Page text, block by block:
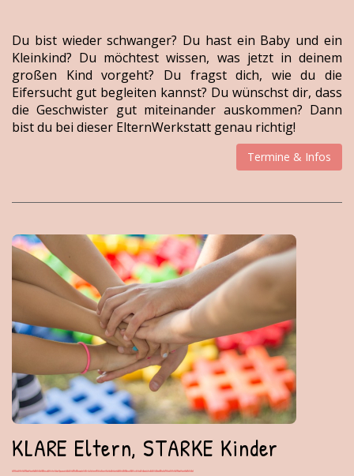
Du bist wieder schwanger? Du hast ein Baby und ein
Kleinkind? Du möchtest wissen, was jetzt in deinem
großen Kind vorgeht? Du fragst dich, wie du die
Eifersucht gut begleiten kannst? Du wünschst dir, dass
die Geschwister gut miteinander auskommen? Dann
bist du bei dieser ElternWerkstatt genau richtig!
Termine & Infos
KLARE Eltern, STARKE Kinder